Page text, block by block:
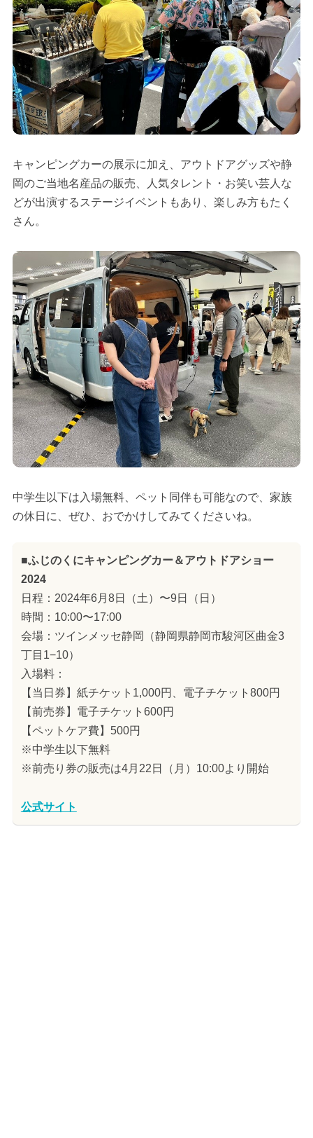
キャンピングカーの展示に加え、アウトドアグッズや静
岡のご当地名産品の販売、人気タレント・お笑い芸人な
どが出演するステージイベントもあり、楽しみ方もたく
さん。
中学生以下は入場無料、ペット同伴も可能なので、家族
の休日に、ぜひ、おでかけしてみてくださいね。
■ふじのくにキャンピングカー＆アウトドアショー
2024
日程：2024年6月8日（土）〜9日（日）
時間：10:00〜17:00
会場：ツインメッセ静岡（静岡県静岡市駿河区曲金3
丁目1−10）
入場料：
【当日券】紙チケット1,000円、電子チケット800円
【前売券】電子チケット600円
【ペットケア費】500円
※中学生以下無料
※前売り券の販売は4月22日（月）10:00より開始
公式サイト